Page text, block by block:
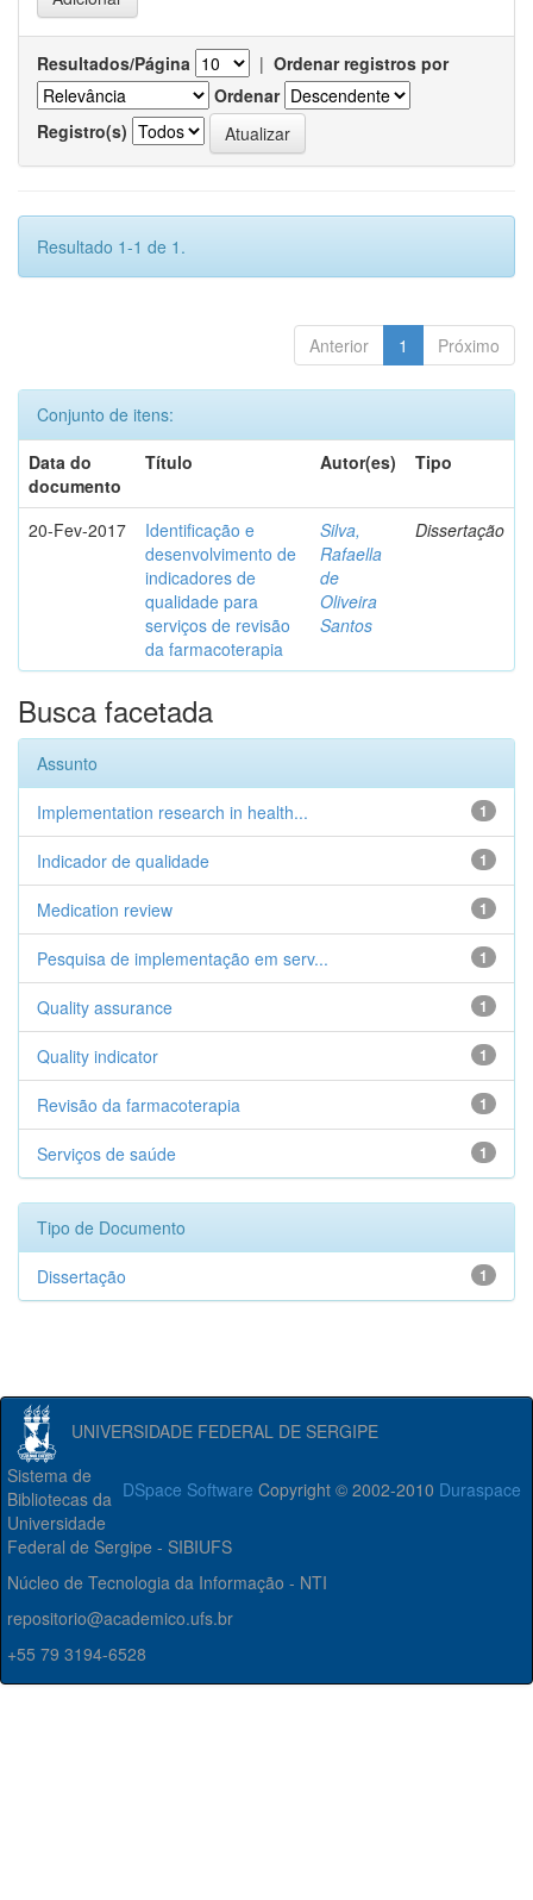
Resultados/Página | Ordenar registros por
Ordenar
Registro(s)
Resultado 1-1 de 1.
Anterior 1 Próximo
Conjunto de itens:
Data do
documento
Título Autor(es) Tipo
20-Fev-2017
Identificação e
desenvolvimento de
indicadores de
qualidade para
serviços de revisão
da farmacoterapia
Silva,
Rafaella
de
Oliveira
Santos
Dissertação
Busca facetada
Assunto
1
Implementation research in health...
1
Indicador de qualidade
1
Medication review
1
Pesquisa de implementação em serv...
1
Quality assurance
1
Quality indicator
1
Revisão da farmacoterapia
1
Serviços de saúde
Tipo de Documento
1
Dissertação
UNIVERSIDADE FEDERAL DE SERGIPE
DSpace Software Copyright © 2002-2010 Duraspace
Sistema de
Bibliotecas da
Universidade
Federal de Sergipe - SIBIUFS
Núcleo de Tecnologia da Informação - NTI
repositorio@academico.ufs.br
+55 79 3194-6528